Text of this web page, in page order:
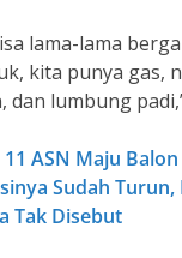
lama-lama
kita punya gas,
dan lumbung
11 ASN Maju
Sudah
Tak Disebut